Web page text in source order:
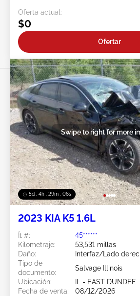
Oferta actual:
$0
Ofertar
5d : 4h : 29m : 03s
Swipe to right for more
2023 KIA K5 1.6L
Ít #:
45******
Kilometraje:
53,531 millas
Daño:
Interfaz/Lado
Tipo de
documento:
Salvage Illinois
Ubicación:
IL - EAST DUNDEE
Fecha de venta:
08/12/2026